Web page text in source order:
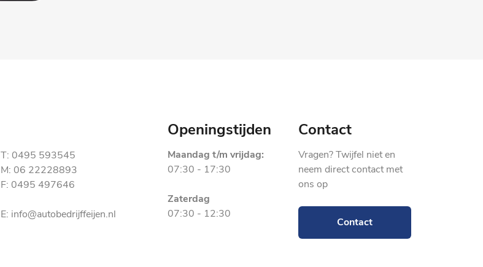
T: 0495 593545
M: 06 22228893
F: 0495 497646
E: info@autobedrijffeijen.nl
Openingstijden
Maandag t/m vrijdag:
07:30 - 17:30
Zaterdag
07:30 - 12:30
Contact
Vragen? Twijfel niet en
neem direct contact met
ons op
Contact